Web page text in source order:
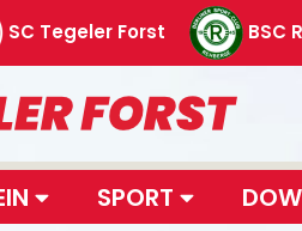
SC Tegeler Forst BSC
SPORT